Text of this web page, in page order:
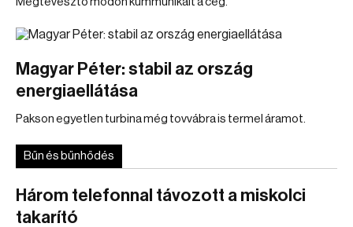
Magyar Péter: stabil az ország
energiaellátása
Pakson egyetlen turbina még tovvábra is termel áramot.
Bűn és bűnhődés
Három telefonnal távozott a miskolci
takarító